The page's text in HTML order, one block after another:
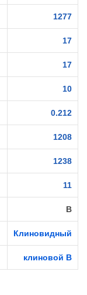
1277
17
17
10
0.212
1208
1238
11
B
Клиновидный
клиновой B